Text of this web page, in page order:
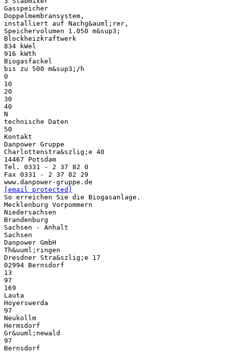
Gasspeicher
Doppelmembransystem,
installiert auf Nachg&auml;rer,
Speichervolumen 1.050 m&sup3;
Blockheizkraftwerk
834 kWel
916 kWth
Biogasfackel
bis zu 500 m&sup3;/h
0
10
20
30
40
N
technische Daten
50
Kontakt
Danpower Gruppe
Charlottenstra&szlig;e 40
14467 Potsdam
Tel. 0331 - 2 37 82 0
Fax 0331 - 2 37 82 29
[email protected]
So erreichen Sie die Biogasanlage.
Mecklenburg Vorpommern
Niedersachsen
Brandenburg
Sachsen - Anhalt
Sachsen
Danpower GmbH
Th&uuml;ringen
Dresdner Stra&szlig;e 17
02994 Bernsdorf
13
97
169
Lauta
Hoyerswerda
97
Neukollm
Hermsdorf
Gr&uuml;newald
97